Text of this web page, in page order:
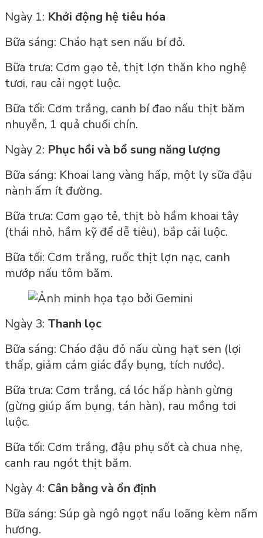
Ngày 1: Khởi động hệ tiêu hóa
Bữa sáng: Cháo hạt sen nấu bí đỏ.
Bữa trưa: Cơm gạo tẻ, thịt lợn thăn kho nghệ
tươi, rau cải ngọt luộc.
Bữa tối: Cơm trắng, canh bí đao nấu thịt băm
nhuyễn, 1 quả chuối chín.
Ngày 2: Phục hồi và bổ sung năng lượng
Bữa sáng: Khoai lang vàng hấp, một ly sữa đậu
nành ấm ít đường.
Bữa trưa: Cơm gạo tẻ, thịt bò hầm khoai tây
(thái nhỏ, hầm kỹ để dễ tiêu), bắp cải luộc.
Bữa tối: Cơm trắng, ruốc thịt lợn nạc, canh
mướp nấu tôm băm.
Ngày 3: Thanh lọc
Bữa sáng: Cháo đậu đỏ nấu cùng hạt sen (lợi
thấp, giảm cảm giác đầy bụng, tích nước).
Bữa trưa: Cơm trắng, cá lóc hấp hành gừng
(gừng giúp ấm bụng, tán hàn), rau mồng tơi
luộc.
Bữa tối: Cơm trắng, đậu phụ sốt cà chua nhẹ,
canh rau ngót thịt băm.
Ngày 4: Cân bằng và ổn định
Bữa sáng: Súp gà ngô ngọt nấu loãng kèm nấm
hương.